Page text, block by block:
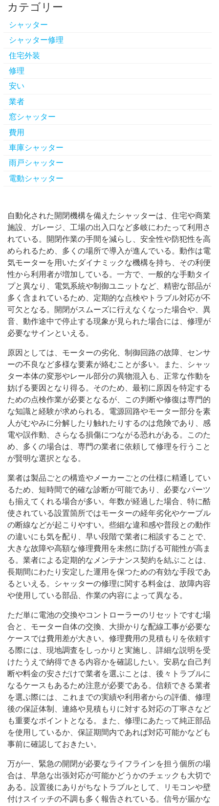
カテゴリー
シャッター
シャッター修理
住宅外装
修理
安い
業者
窓シャッター
費用
車庫シャッター
雨戸シャッター
電動シャッター
自動化された開閉機構を備えたシャッターは、住宅や商業
施設、ガレージ、工場の出入口など多岐にわたって利用さ
れている。
開閉作業の手間を減らし、安全性や防犯性を高
められるため、多くの場所で導入が進んでいる。動作は電
気モーターを用いたダイナミックな機構を持ち、その利便
性から利用者が増加している。一方で、一般的な手動タイ
プと異なり、電気系統や制御ユニットなど、精密な部品が
多く含まれているため、定期的な点検やトラブル対応が不
可欠となる。開閉がスムーズに行えなくなった場合や、異
音、動作途中で停止する現象が見られた場合には、修理が
必要なサインといえる。
原因としては、モーターの劣化、制御回路の故障、センサ
ーの不良など多様な要素が絡むことが多い。また、シャッ
ター本体の変形やレール部分の異物混入も、正常な作動を
妨げる要因となり得る。そのため、最初に原因を特定する
ための点検作業が必要となるが、この判断や修復は専門的
な知識と経験が求められる。電源回路やモーター部分を素
人がむやみに分解したり触れたりするのは危険であり、感
電や誤作動、さらなる損傷につながる恐れがある。このた
め、多くの場合は、専門の業者に依頼して修理を行うこと
が賢明な選択となる。
業者は製品ごとの構造やメーカーごとの仕様に精通してい
るため、短時間で的確な診断が可能であり、必要なパーツ
も揃えてくれる場合が多い。年数が経過した場合、特に酷
使されている設置箇所ではモーターの経年劣化やケーブル
の断線などが起こりやすい。些細な違和感や普段との動作
の違いにも気を配り、早い段階で業者に相談することで、
大きな故障や高額な修理費用を未然に防げる可能性が高ま
る。業者による定期的なメンテナンス契約を結ぶことは、
長期間にわたり安定した運用を保つための有効な手段であ
るといえる。シャッターの修理に関する料金は、故障内容
や使用している部品、作業の内容によって異なる。
ただ単に電池の交換やコントローラーのリセットですむ場
合と、モーター自体の交換、大掛かりな配線工事が必要な
ケースでは費用差が大きい。修理費用の見積もりを依頼す
る際には、現地調査をしっかりと実施し、詳細な説明を受
けたうえで納得できる内容かを確認したい。安易な自己判
断や料金の安さだけで業者を選ぶことは、後々トラブルに
なるケースもあるため注意が必要である。信頼できる業者
を選ぶ際には、これまでの実績や利用者からの評価、修理
後の保証体制、連絡や見積もりに対する対応の丁寧さなど
も重要なポイントとなる。また、修理にあたって純正部品
を使用しているか、保証期間内であれば対応可能かなども
事前に確認しておきたい。
万が一、緊急の開閉が必要なライフラインを担う個所の場
合は、早急な出張対応が可能かどうかのチェックも大切で
ある。設置後にありがちなトラブルとして、リモコンや壁
付けスイッチの不調も多く報告されている。信号が届かな